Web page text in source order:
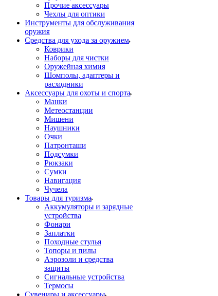
Прочие аксессуары
Чехлы для оптики
Инструменты для обслуживания
оружия
Средства для ухода за оружием
Коврики
Наборы для чистки
Оружейная химия
Шомполы, адаптеры и
расходники
Аксессуары для охоты и спорта
Манки
Метеостанции
Мишени
Наушники
Очки
Патронташи
Подсумки
Рюкзаки
Сумки
Навигация
Чучела
Товары для туризма
Аккумуляторы и зарядные
устройства
Фонари
Заплатки
Походные стулья
Топоры и пилы
Аэрозоли и средства
защиты
Сигнальные устройства
Термосы
Сувениры и аксессуары